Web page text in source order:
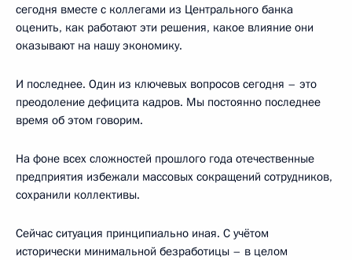
сегодня вместе с коллегами из Центрального банка
оценить, как работают эти решения, какое влияние они
оказывают на нашу экономику.
И последнее. Один из ключевых вопросов сегодня – это
преодоление дефицита кадров. Мы постоянно последнее
время об этом говорим.
На фоне всех сложностей прошлого года отечественные
предприятия избежали массовых сокращений сотрудников,
сохранили коллективы.
Сейчас ситуация принципиально иная. С учётом
исторически минимальной безработицы – в целом